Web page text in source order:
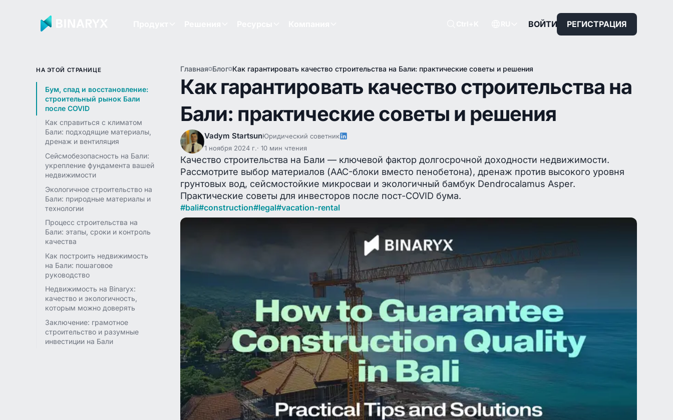
ВОЙТИ РЕГИСТРАЦИЯ
НА ЭТОЙ СТРАНИЦЕ
Бум, спад и восстановление:
строительный рынок Бали
после COVID
Как справиться с климатом
Бали: подходящие материалы,
дренаж и вентиляция
Сейсмобезопасность на Бали:
укрепление фундамента вашей
недвижимости
Экологичное строительство на
Бали: природные материалы и
технологии
Процесс строительства на
Бали: этапы, сроки и контроль
качества
Как построить недвижимость
на Бали: пошаговое
руководство
Недвижимость на Binaryx:
качество и экологичность,
которым можно доверять
Заключение: грамотное
строительство и разумные
инвестиции на Бали
Главная Блог Как гарантировать качество строительства на Бали: практические советы и решения
Как гарантировать качество строительства на
Бали: практические советы и решения
Vadym StartsunЮридический советник
1 ноября 2024 г. 10 мин чтения
Качество строительства на Бали — ключевой фактор долгосрочной доходности недвижимости.
Рассмотрите выбор материалов (AAC-блоки вместо пенобетона), дренаж против высокого уровня
грунтовых вод, сейсмостойкие микросваи и экологичный бамбук Dendrocalamus Asper.
Практические советы для инвесторов после пост-COVID бума.
#bali#construction#legal#vacation-rental